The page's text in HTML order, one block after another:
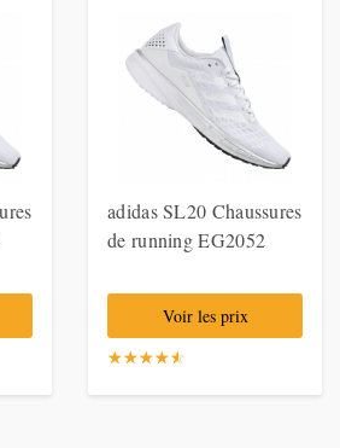
adidas SL20 Chaussures
de running EG2052
Voir les prix
☆☆☆☆☆
★★★★★